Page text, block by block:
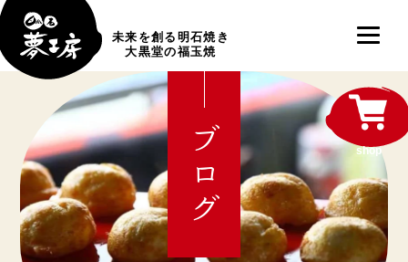
未来を創る明石焼き
大黒堂の福玉焼
ブログ shop